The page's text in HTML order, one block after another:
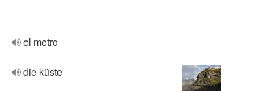
el metro
die küste